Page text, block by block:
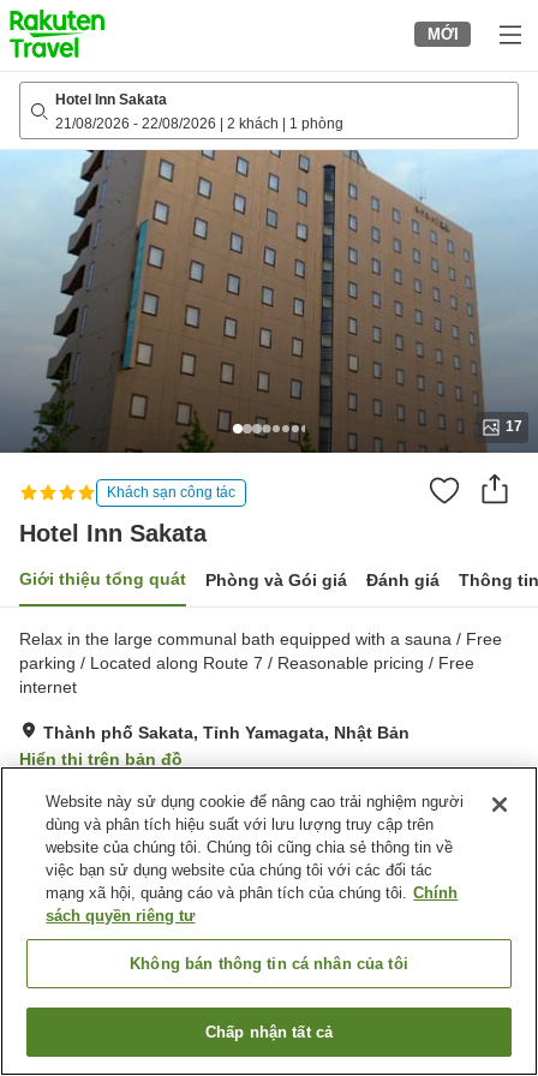
to
top
page
MỚI
Hotel Inn Sakata
21/08/2026 - 22/08/2026 2 khách 1 phòng
17
Khách sạn công tác
Hotel Inn Sakata
Giới thiệu tổng quát Phòng và Gói giá Đánh giá Thông
Relax in the large communal bath equipped with a sauna / Free
parking / Located along Route 7 / Reasonable pricing / Free
internet
Thành phố Sakata, Tỉnh Yamagata, Nhật Bản
Hiển thị trên bản đồ
Rất tốt Đánh giá:724 lượt
Tiện nghi chỗ nghỉ
Bãi đỗ xe
Xông hơi
Nhà hàng
Trang chủ Nhật Bản Tỉnh Yamagata
Thành phố Sakata
Hotel Inn Sakata
Tìm phòng trống
Website này sử dụng cookie để nâng cao trải nghiệm người
dùng và phân tích hiệu suất với lưu lượng truy cập trên
website của chúng tôi. Chúng tôi cũng chia sẻ thông tin về
việc bạn sử dụng website của chúng tôi với các đối tác
mạng xã hội, quảng cáo và phân tích của chúng tôi. Chính
sách quyền riêng tư
Không bán thông tin cá nhân của tôi
Chấp nhận tất cả